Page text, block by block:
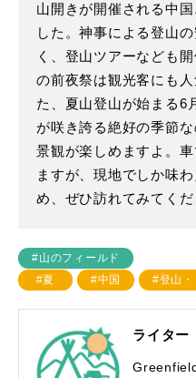
山開きが開催される中
した。神事による登山
く、登山ツアーなども
の前夜祭は観光客にも
た、夏山登山が始まる6
が咲き誇る絶好の季節
景観が楽しめますよ。
ますが、現地でしか味
め、ぜひ訪れてみてくだ
#山のフィールド
#夏
#中国 #登山
ライター